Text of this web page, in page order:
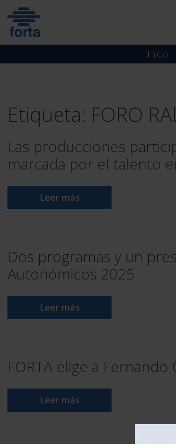
content
Inicio
Etiqueta: FORO
Las producciones
marcada por el talento
Leer más
Dos programas y un
Autonómicos 2025
Leer más
FORTA elige a
Leer más